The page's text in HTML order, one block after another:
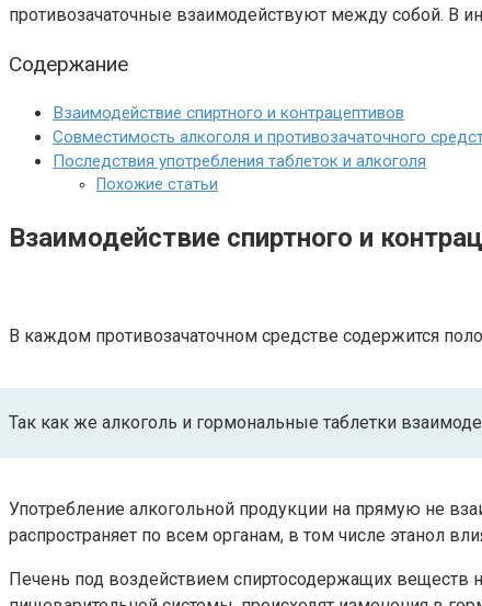
противозачаточные взаимодействуют между собой. В
Содержание
Взаимодействие спиртного и контрацептивов
Совместимость алкоголя и противозачаточного
Последствия употребления таблеток и алкоголя
Похожие статьи
Взаимодействие спиртного и
В каждом противозачаточном средстве содержится
Так как же алкоголь и гормональные таблетки
Употребление алкогольной продукции на прямую не
распространяет по всем органам, в том числе этанол
Печень под воздействием спиртосодержащих веществ